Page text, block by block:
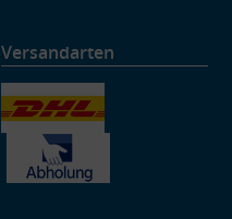
Versandarten